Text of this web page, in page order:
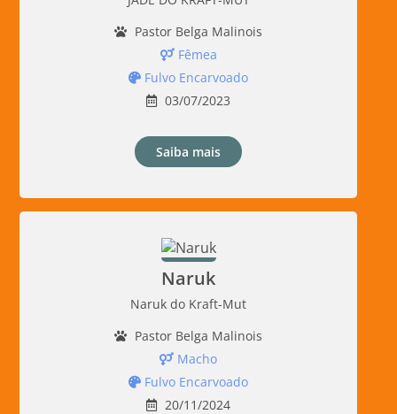
Pastor Belga Malinois
Fêmea
Fulvo Encarvoado
03/07/2023
Saiba mais
Naruk
Naruk do Kraft-Mut
Pastor Belga Malinois
Macho
Fulvo Encarvoado
20/11/2024